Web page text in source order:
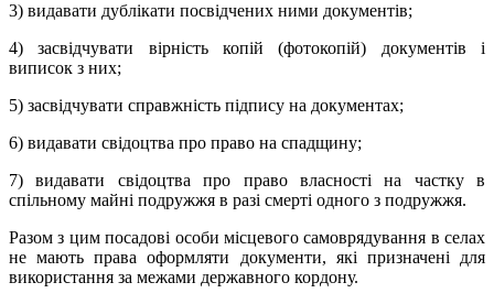
3) видавати дублікати посвідчених ними документів;
4) засвідчувати вірність копій (фотокопій) документів і
виписок з них;
5) засвідчувати справжність підпису на документах;
6) видавати свідоцтва про право на спадщину;
7) видавати свідоцтва про право власності на частку в
спільному майні подружжя в разі смерті одного з подружжя.
Разом з цим посадові особи місцевого самоврядування в селах
не мають права оформляти документи, які призначені для
використання за межами державного кордону.